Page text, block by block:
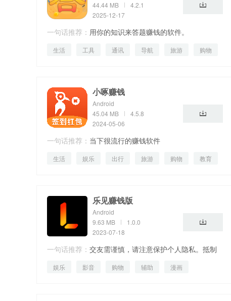
44.44 MB
4.2.1
2025-12-17
一句话推荐： 用你的知识来答题赚钱的软件。
生活 工具 通讯 导航 旅游
购物
小啄赚钱
Android
45.04 MB
4.5.8
2024-05-06
一句话推荐： 当下很流行的赚钱软件
生活 娱乐 出行 旅游 购物
教育
乐见赚钱版
Android
9.63 MB
1.0.0
2023-07-18
一句话推荐： 交友需谨慎，请注意保护个人隐私。抵制
粗俗语言，共创文明网络环境。
娱乐 影音 购物 辅助 漫画